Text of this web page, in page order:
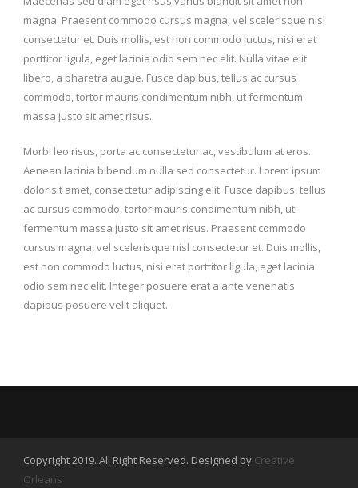
magna. Praesent commodo cursus magna, vel scelerisque nisl
consectetur et. Duis mollis, est non commodo luctus, nisi erat
porttitor ligula, eget lacinia odio sem nec elit. Nulla vitae elit
libero, a pharetra augue. Fusce dapibus, tellus ac cursus
commodo, tortor mauris condimentum nibh, ut fermentum
massa justo sit amet risus.
Morbi leo risus, porta ac consectetur ac, vestibulum at eros.
Aenean lacinia bibendum nulla sed consectetur. Lorem ipsum
dolor sit amet, consectetur adipiscing elit. Fusce dapibus, tellus
ac cursus commodo, tortor mauris condimentum nibh, ut
fermentum massa justo sit amet risus. Praesent commodo
cursus magna, vel scelerisque nisl consectetur et. Duis mollis,
est non commodo luctus, nisi erat porttitor ligula, eget lacinia
odio sem nec elit. Integer posuere erat a ante venenatis
dapibus posuere velit aliquet.
Copyright 2019. All Right Reserved. Designed by Creative
Orleans